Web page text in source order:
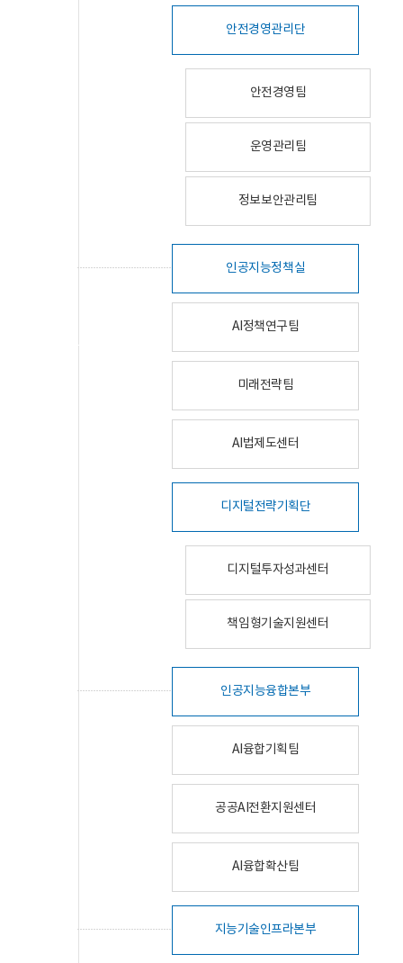
안전경영관리단
안전경영팀
운영관리팀
정보보안관리팀
인공지능정책실
AI정책연구팀
미래전략팀
AI법제도센터
디지털전략기획단
디지털투자성과센터
책임형기술지원센터
인공지능융합본부
AI융합기획팀
공공AI전환지원센터
AI융합확산팀
지능기술인프라본부